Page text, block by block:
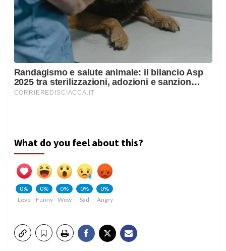
What do you feel about this?
0%
Love
0%
Funny
0%
Wow
0%
Sad
0%
Angry